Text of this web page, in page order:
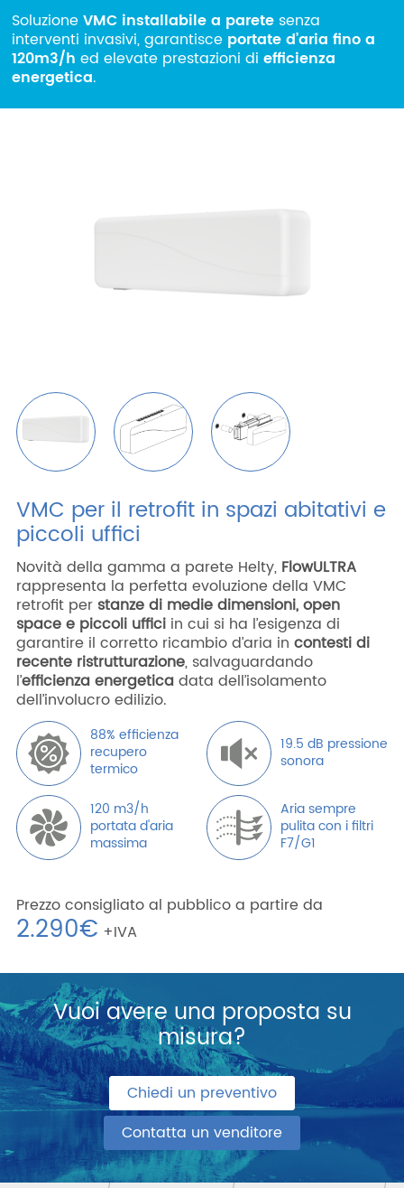
Azienda
Area riservata
SoluzioneVMC installabile a parete senza
interventi invasivi, garantisce portate d’aria fino a
120m3/h ed elevate prestazioni diefficienza
energetica.
VMC per il retrofit in spazi abitativi e
piccoli uffici
Novità della gamma a parete Helty, FlowULTRA
rappresenta la perfetta evoluzione della VMC
retrofit per stanze di medie dimensioni, open
space e piccoli ufficiin cui si ha l’esigenza di
garantire il corretto ricambio d’aria in contesti di
recente ristrutturazione, salvaguardando
l’efficienza energeticadata dell’isolamento
dell’involucro edilizio.
88% efficienza
recupero
termico
19.5 dB pressione
sonora
120 m3/h
portata d'aria
massima
Aria sempre
pulita con i filtri
F7/G1
Prezzo consigliato al pubblico a partire da
2.290€ +IVA
Vuoi avere una proposta su
misura?
Chiedi un preventivo
Contatta un venditore